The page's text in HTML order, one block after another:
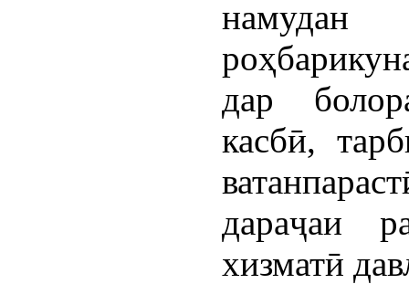
дар
касбӣ,
дараҷаи
хизматӣ